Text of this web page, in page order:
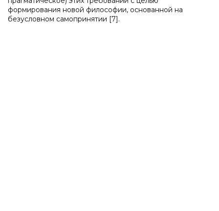
формирования новой философии, основанной на
безусловном самопринятии [7].